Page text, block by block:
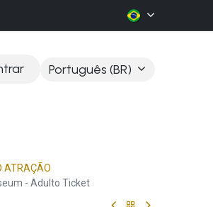
Português (BR)
ATRAÇÃO
- Adulto Ticket